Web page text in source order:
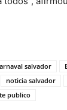
salvador
noticia salvador
publico